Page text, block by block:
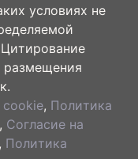
условиях не
размещения
cookie, Политика
, Согласие на
, Политика